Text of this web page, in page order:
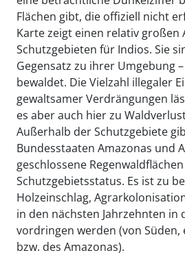
Flächen gibt, die offiziell nicht
Karte zeigt einen relativ großen
Schutzgebieten für Indios. Sie
Gegensatz zu ihrer Umgebung
bewaldet. Die Vielzahl illegaler
gewaltsamer Verdrängungen
es aber auch hier zu
Außerhalb der Schutzgebiete
Bundesstaaten Amazonas und
geschlossene
Schutzgebietsstatus. Es ist zu
Holzeinschlag,
in den nächsten Jahrzehnten in
vordringen werden (von Süden,
bzw. des Amazonas).